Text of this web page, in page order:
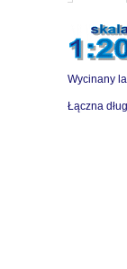
Wycinany
Łączna